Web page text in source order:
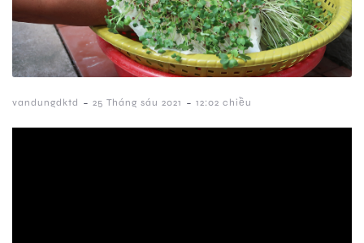
vandungdktd - 25 Tháng sáu 2021 - 12:02 chiều